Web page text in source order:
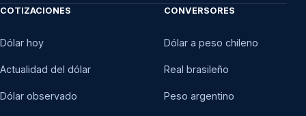
COTIZACIONES
Dólar hoy
Actualidad del dólar
Dólar observado
CONVERSORES
Dólar a peso chileno
Real brasileño
Peso argentino